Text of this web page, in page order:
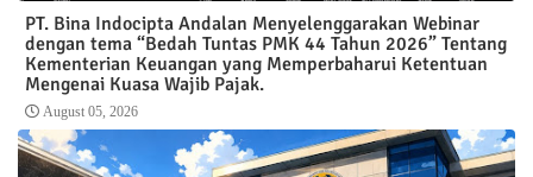
PT. Bina Indocipta Andalan Menyelenggarakan Webinar
dengan tema “Bedah Tuntas PMK 44 Tahun 2026” Tentang
Kementerian Keuangan yang Memperbaharui Ketentuan
Mengenai Kuasa Wajib Pajak.
August 05, 2026